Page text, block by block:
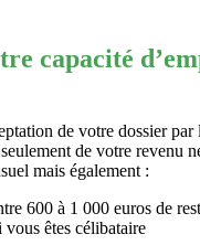
capacité
de votre dossier par
de votre revenu
mais également :
600 à 1 000 euros de
êtes célibataire